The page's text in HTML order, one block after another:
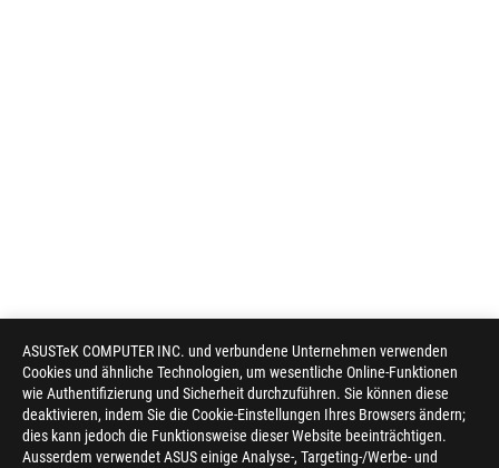
ASUSTeK COMPUTER INC. und verbundene Unternehmen verwenden
Cookies und ähnliche Technologien, um wesentliche Online-Funktionen
wie Authentifizierung und Sicherheit durchzuführen. Sie können diese
deaktivieren, indem Sie die Cookie-Einstellungen Ihres Browsers ändern;
dies kann jedoch die Funktionsweise dieser Website beeinträchtigen.
Ausserdem verwendet ASUS einige Analyse-, Targeting-/Werbe- und